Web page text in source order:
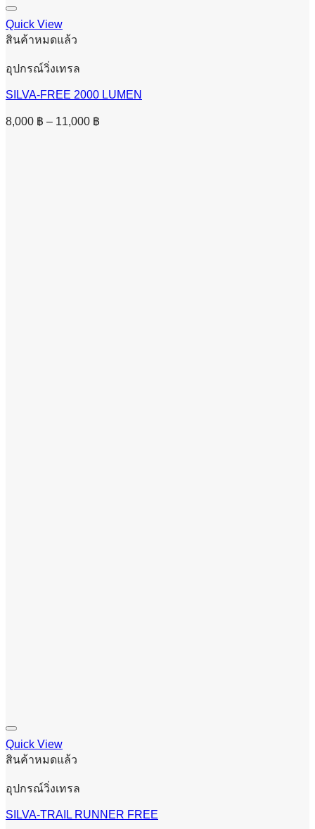
Quick View
สินค้าหมดแล้ว
อุปกรณ์วิ่งเทรล
SILVA-FREE 2000 LUMEN
8,000 ฿ – 11,000 ฿
Quick View
สินค้าหมดแล้ว
อุปกรณ์วิ่งเทรล
SILVA-TRAIL RUNNER FREE